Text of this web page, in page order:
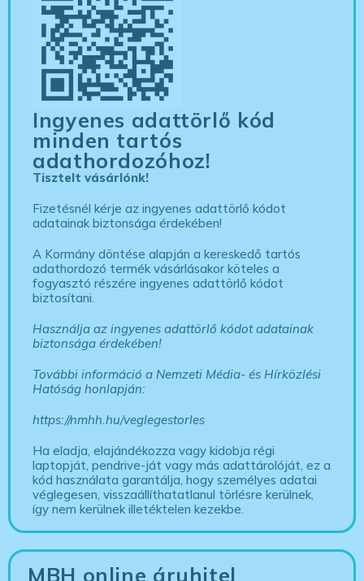
Ingyenes adattörlő kód
minden tartós
adathordozóhoz!
Tisztelt vásárlónk!
Fizetésnél kérje az ingyenes adattörlő kódot
adatainak biztonsága érdekében!
A Kormány döntése alapján a kereskedő tartós
adathordozó termék vásárlásakor köteles a
fogyasztó részére ingyenes adattörlő kódot
biztosítani.
Használja az ingyenes adattörlő kódot adatainak
biztonsága érdekében!
További információ a Nemzeti Média- és Hírközlési
Hatóság honlapján:
https://nmhh.hu/veglegestorles
Ha eladja, elajándékozza vagy kidobja régi
laptopját, pendrive-ját vagy más adattárolóját, ez a
kód használata garantálja, hogy személyes adatai
véglegesen, visszaállíthatatlanul törlésre kerülnek,
így nem kerülnek illetéktelen kezekbe.
MBH online áruhitel